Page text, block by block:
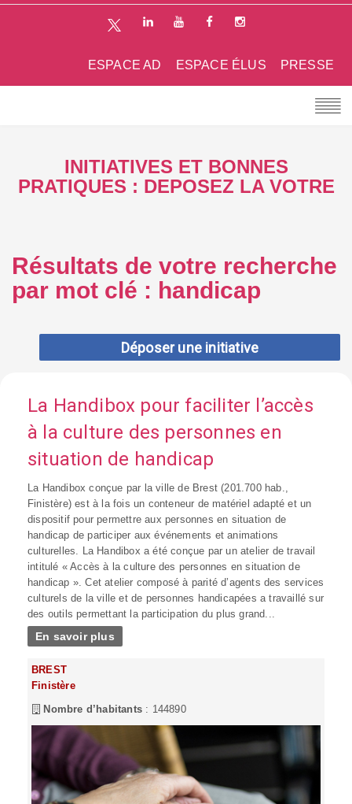
PRESSE
ESPACE ÉLUS
ESPACE AD
INITIATIVES ET BONNES
PRATIQUES : DEPOSEZ LA VOTRE
Résultats de votre recherche
par mot clé : handicap
Déposer une initiative
La Handibox pour faciliter l’accès
à la culture des personnes en
situation de handicap
La Handibox conçue par la ville de Brest (201.700 hab.,
Finistère) est à la fois un conteneur de matériel adapté et un
dispositif pour permettre aux personnes en situation de
handicap de participer aux événements et animations
culturelles. La Handibox a été conçue par un atelier de travail
intitulé « Accès à la culture des personnes en situation de
handicap ». Cet atelier composé à parité d’agents des services
culturels de la ville et de personnes handicapées a travaillé sur
des outils permettant la participation du plus grand...
En savoir plus
BREST
Finistère
Nombre d’habitants : 144890